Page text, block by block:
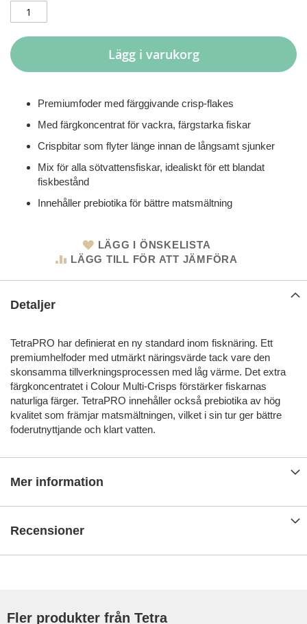
Lägg i varukorg
Premiumfoder med färggivande crisp-flakes
Med färgkoncentrat för vackra, färgstarka fiskar
Crispbitar som flyter länge innan de långsamt sjunker
Mix för alla sötvattensfiskar, idealiskt för ett blandat
fiskbestånd
Innehåller prebiotika för bättre matsmältning
LÄGG I ÖNSKELISTA
LÄGG TILL FÖR ATT JÄMFÖRA
Detaljer
TetraPRO har definierat en ny standard inom fisknäring. Ett
premiumhelfoder med utmärkt näringsvärde tack vare den
skonsamma tillverkningsprocessen med låg värme. Det extra
färgkoncentratet i Colour Multi-Crisps förstärker fiskarnas
naturliga färger. TetraPRO innehåller också prebiotika av hög
kvalitet som främjar matsmältningen, vilket i sin tur ger bättre
foderutnyttjande och klart vatten.
Mer information
Recensioner
Fler produkter från Tetra